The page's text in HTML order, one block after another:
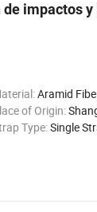
impactos
Aramid
of Origin:
Type:Single